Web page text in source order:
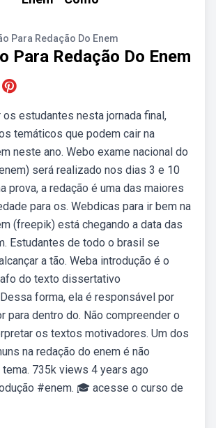
Para Redação Do Enem
Para Redação Do Enem
os estudantes nesta jornada final,
temáticos que podem cair na
neste ano. Webo exame nacional do
será realizado nos dias 3 e 10
prova, a redação é uma das maiores
para os. Webdicas para ir bem na
(freepik) está chegando a data das
Estudantes de todo o brasil se
a tão. Weba introdução é o
do texto dissertativo
forma, ela é responsável por
para dentro do. Não compreender o
os textos motivadores. Um dos
na redação do enem é não
735k views 4 years ago
#enem. 🎓 acesse o curso de